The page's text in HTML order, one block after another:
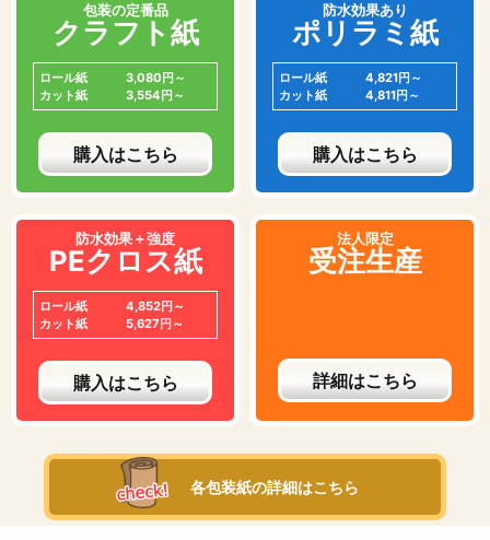
包装の定番品
クラフト紙
ロール紙
3,080円～
カット紙
3,554円～
購入はこちら
防水効果あり
ポリラミ紙
ロール紙
4,821円～
カット紙
4,811円～
購入はこちら
防水効果＋強度
PEクロス紙
ロール紙
4,852円～
カット紙
5,627円～
購入はこちら
法人限定
受注生産
詳細はこちら
各包装紙の詳細はこちら